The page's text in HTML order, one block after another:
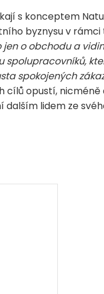
s konceptem
byznysu v
o obchodu a
spokojených
opustí,
lidem ze